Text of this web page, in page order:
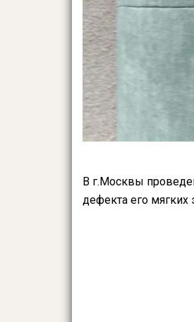
В г.Москвы
дефекта его мягких